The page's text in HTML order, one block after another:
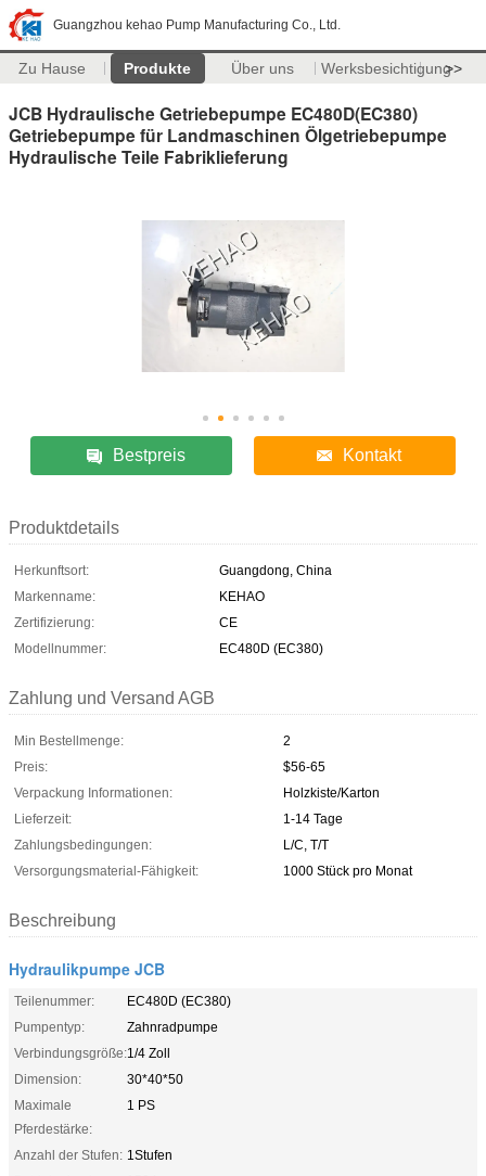
Guangzhou kehao Pump Manufacturing Co., Ltd.
Zu Hause Produkte Über uns Werksbesichtigung>>
JCB Hydraulische Getriebepumpe EC480D(EC380)
Getriebepumpe für Landmaschinen Ölgetriebepumpe
Hydraulische Teile Fabriklieferung
Bestpreis Kontakt
Produktdetails
Herkunftsort:
Guangdong, China
Markenname:
KEHAO
Zertifizierung:
CE
Modellnummer:
EC480D (EC380)
Zahlung und Versand AGB
Min Bestellmenge:
2
Preis:
$56-65
Verpackung Informationen:
Holzkiste/Karton
Lieferzeit:
1-14 Tage
Zahlungsbedingungen:
L/C, T/T
Versorgungsmaterial-Fähigkeit:
1000 Stück pro Monat
Beschreibung
Hydraulikpumpe JCB
Teilenummer:
EC480D (EC380)
Pumpentyp:
Zahnradpumpe
Verbindungsgröße:1/4 Zoll
Dimension:
30*40*50
Maximale
Pferdestärke:
1 PS
Anzahl der Stufen: 1Stufen